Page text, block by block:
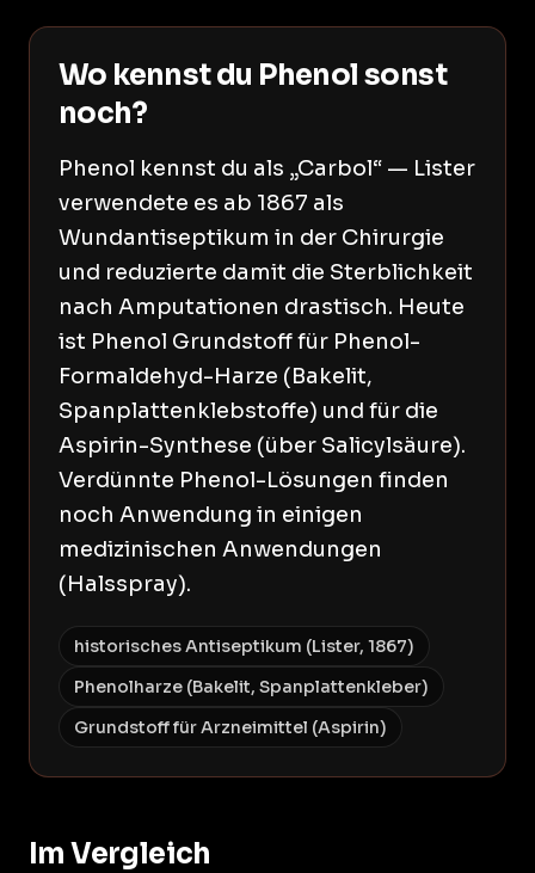
Wo kennst du Phenol sonst
noch?
Phenol kennst du als „Carbol“ — Lister
verwendete es ab 1867 als
Wundantiseptikum in der Chirurgie
und reduzierte damit die Sterblichkeit
nach Amputationen drastisch. Heute
ist Phenol Grundstoff für Phenol-
Formaldehyd-Harze (Bakelit,
Spanplattenklebstoffe) und für die
Aspirin-Synthese (über Salicylsäure).
Verdünnte Phenol-Lösungen finden
noch Anwendung in einigen
medizinischen Anwendungen
(Halsspray).
historisches Antiseptikum (Lister, 1867)
Phenolharze (Bakelit, Spanplattenkleber)
Grundstoff für Arzneimittel (Aspirin)
Im Vergleich